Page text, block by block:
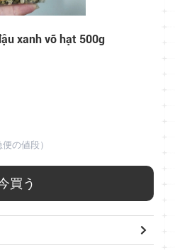
xanh vỡ hạt 500g
の値段）
買う